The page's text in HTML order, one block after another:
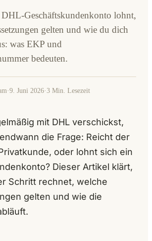
Geschäftskundenkonto lohnt,
gelten und wie du dich
was EKP und
bedeuten.
·9. Juni 2026·3 Min. Lesezeit
mit DHL verschickst,
die Frage: Reicht der
oder lohnt sich ein
Dieser Artikel klärt,
Schritt rechnet, welche
gelten und wie die